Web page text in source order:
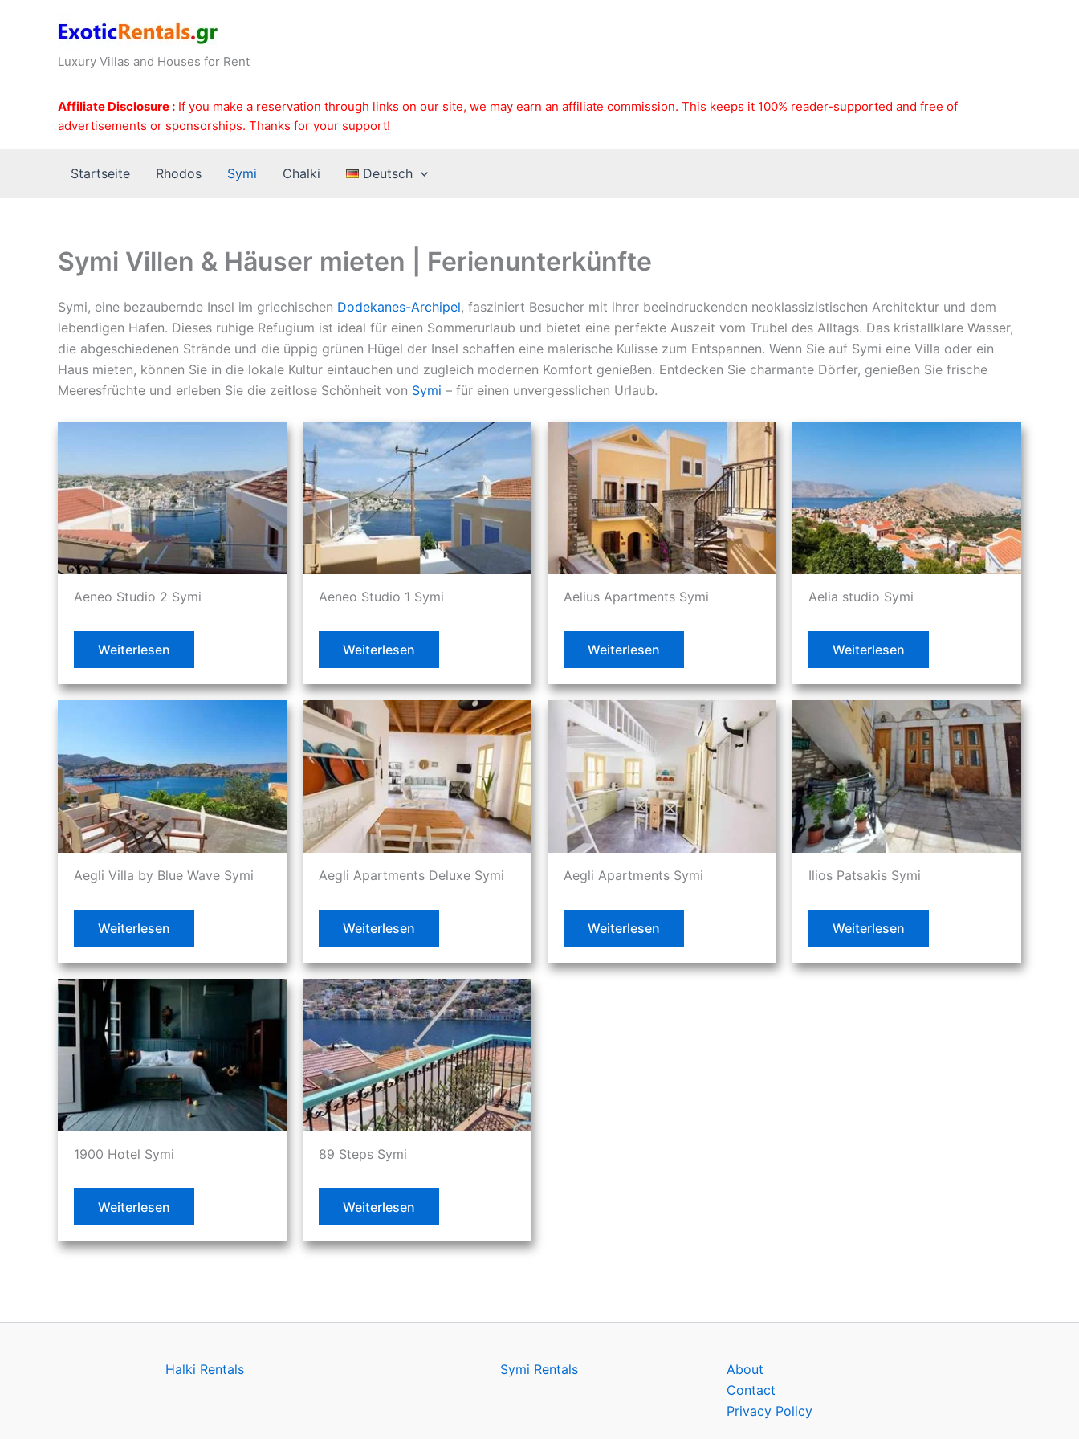
Luxury Villas and Houses for Rent
Affiliate Disclosure : If you make a reservation through links on our site, we may earn an affiliate commission. This keeps it 100% reader-supported and free of
advertisements or sponsorships. Thanks for your support!
Startseite Rhodos Symi Chalki Deutsch
Symi Villen & Häuser mieten | Ferienunterkünfte
Symi, eine bezaubernde Insel im griechischen Dodekanes-Archipel, fasziniert Besucher mit ihrer beeindruckenden neoklassizistischen Architektur und dem
lebendigen Hafen. Dieses ruhige Refugium ist ideal für einen Sommerurlaub und bietet eine perfekte Auszeit vom Trubel des Alltags. Das kristallklare Wasser,
die abgeschiedenen Strände und die üppig grünen Hügel der Insel schaffen eine malerische Kulisse zum Entspannen. Wenn Sie auf Symi eine Villa oder ein
Haus mieten, können Sie in die lokale Kultur eintauchen und zugleich modernen Komfort genießen. Entdecken Sie charmante Dörfer, genießen Sie frische
Meeresfrüchte und erleben Sie die zeitlose Schönheit von Symi – für einen unvergesslichen Urlaub.
Aeneo Studio 2 Symi
Weiterlesen
Aeneo Studio 1 Symi
Weiterlesen
Aelius Apartments Symi
Weiterlesen
Aelia studio Symi
Weiterlesen
Aegli Villa by Blue Wave Symi
Weiterlesen
Aegli Apartments Deluxe Symi
Weiterlesen
Aegli Apartments Symi
Weiterlesen
Ilios Patsakis Symi
Weiterlesen
1900 Hotel Symi
Weiterlesen
89 Steps Symi
Weiterlesen
Halki Rentals Symi Rentals
About
Contact
Privacy Policy